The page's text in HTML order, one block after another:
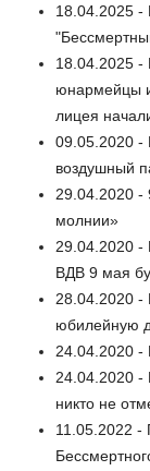
18.04.2025 -
18.04.2025 -
юнармейцы
лицея
09.05.2020 -
воздушный
29.04.2020 -
молнии»
29.04.2020 -
ВДВ 9 мая
28.04.2020 -
юбилейную
24.04.2020 -
24.04.2020 -
никто не
11.05.2022 -